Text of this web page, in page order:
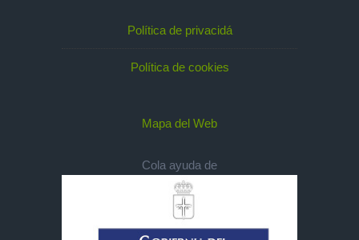
Política de privacidá
Política de cookies
Mapa del Web
Cola ayuda de